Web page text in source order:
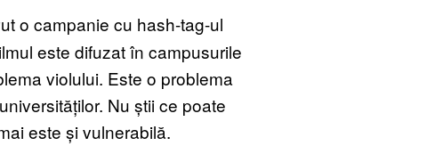
o campanie cu hash-tag-ul
este difuzat în campusurile
violului. Este o problema
Nu știi ce poate
este și vulnerabilă.